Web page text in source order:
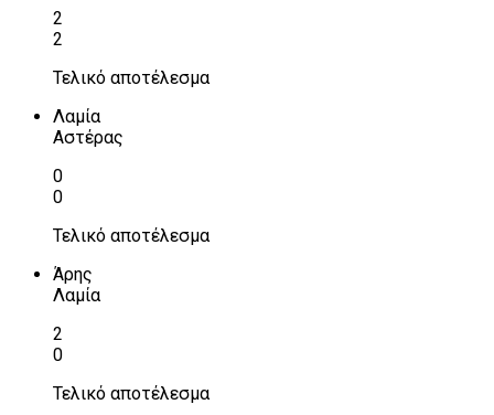
2
2
Τελικό αποτέλεσμα
Λαμία
Αστέρας
0
0
Τελικό αποτέλεσμα
Άρης
Λαμία
2
0
Τελικό αποτέλεσμα